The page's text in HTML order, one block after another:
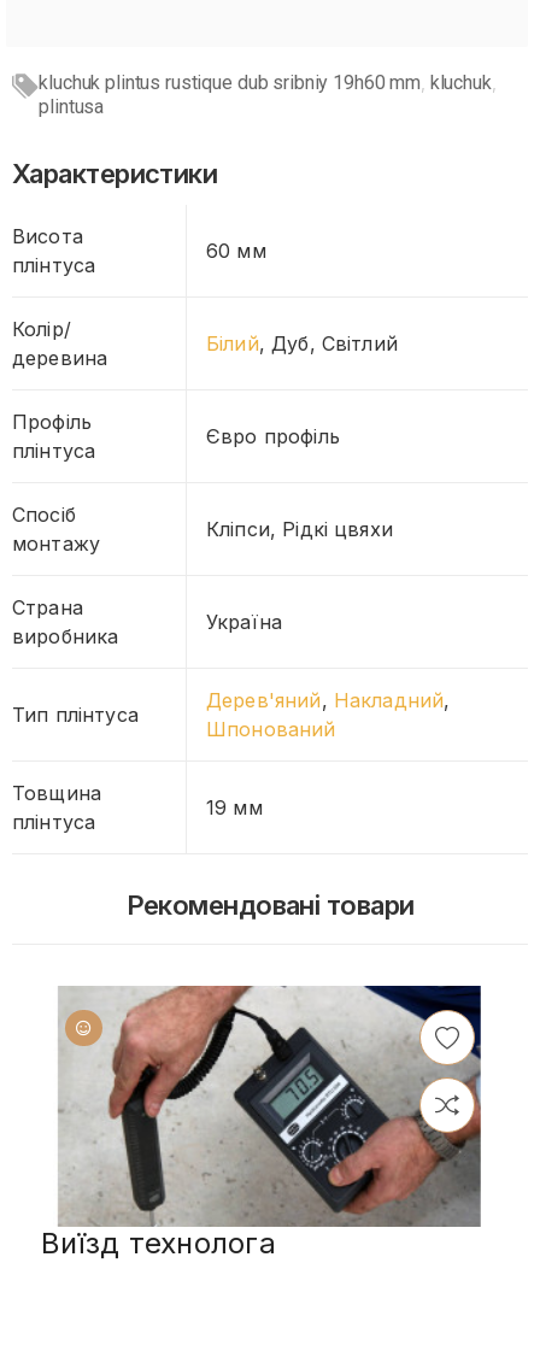
kluchuk plintus rustique dub sribniy 19h60 mm kluchuk
plintusa
Характеристики
Висота
плінтуса
60 мм
Колір/
деревина
Білий, Дуб, Світлий
Профіль
плінтуса
Євро профіль
Спосіб
монтажу
Кліпси, Рідкі цвяхи
Страна
виробника
Україна
Тип плінтуса
Дерев'яний, Накладний,
Шпонований
Товщина
плінтуса
19 мм
Рекомендовані товари
Виїзд технолога